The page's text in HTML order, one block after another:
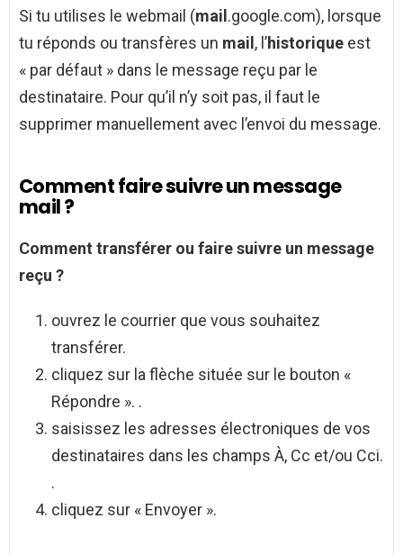
Si tu utilises le webmail (mail .google.com), lorsque
tu réponds ou transfères un mail , l’historique est
« par défaut » dans le message reçu par le
destinataire. Pour qu’il n’y soit pas, il faut le
supprimer manuellement avec l’envoi du message.
Comment faire suivre un message
mail ?
Comment transférer ou faire suivre un message
reçu ?
ouvrez le courrier que vous souhaitez
transférer.
cliquez sur la flèche située sur le bouton «
Répondre ». .
saisissez les adresses électroniques de vos
destinataires dans les champs À, Cc et/ou Cci.
.
cliquez sur « Envoyer ».